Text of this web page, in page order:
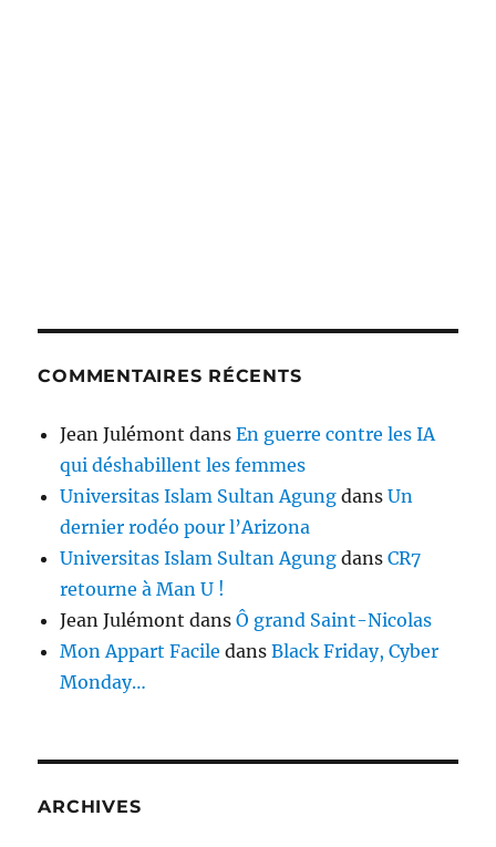
COMMENTAIRES RÉCENTS
Jean Julémont dansEn guerre contre les IA
qui déshabillent les femmes
Universitas Islam Sultan Agung dansUn
dernier rodéo pour l’Arizona
Universitas Islam Sultan Agung dansCR7
retourne à Man U !
Jean Julémont dansÔ grand Saint-Nicolas
Mon Appart Facile dansBlack Friday, Cyber
Monday…
ARCHIVES